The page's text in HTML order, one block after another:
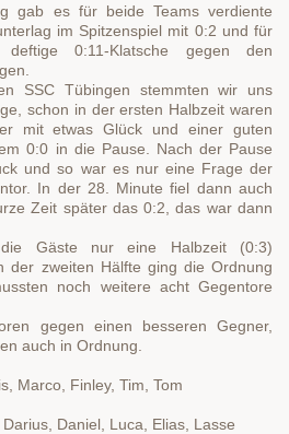
gab es für beide Teams verdiente
im Spitzenspiel mit 0:2 und für
0:11-Klatsche gegen den
SSC Tübingen stemmten wir uns
schon in der ersten Halbzeit waren
mit etwas Glück und einer guten
0:0 in die Pause. Nach der Pause
und so war es nur eine Frage der
In der 28. Minute fiel dann auch
Zeit später das 0:2, das war dann
Gäste nur eine Halbzeit (0:3)
der zweiten Hälfte ging die Ordnung
noch weitere acht Gegentore
gegen einen besseren Gegner,
auch in Ordnung.
Marco, Finley, Tim, Tom
Daniel, Luca, Elias, Lasse